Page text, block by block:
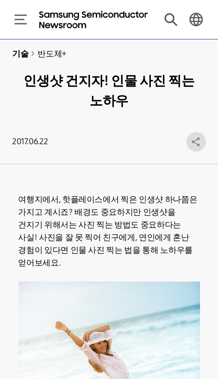
기술 > 반도체+
인생샷 건지자! 인물 사진 찍는
노하우
2017.06.22
여행지에서, 핫플레이스에서 찍은 인생샷 하나쯤은
가지고 계시죠? 배경도 중요하지만 인생샷을
건지기 위해서는 사진 찍는 방법도 중요하다는
사실! 사진을 잘 못 찍어 친구에게, 연인에게 혼난
경험이 있다면 인물 사진 찍는 법을 통해 노하우를
얻어보세요.